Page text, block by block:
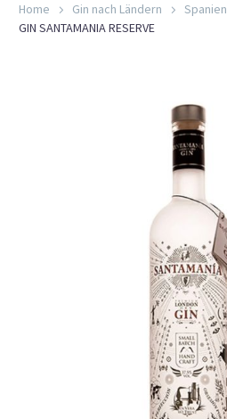
Home Gin nach Ländern
Spanien
GIN SANTAMANIA RESERVE